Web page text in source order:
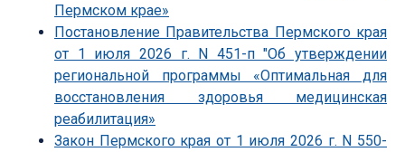
Пермском крае»
Постановление Правительства Пермского края
от 1 июля 2026 г. N 451-п "Об утверждении
региональной программы «Оптимальная для
восстановления здоровья медицинская
реабилитация»
Закон Пермского края от 1 июля 2026 г. N 550-